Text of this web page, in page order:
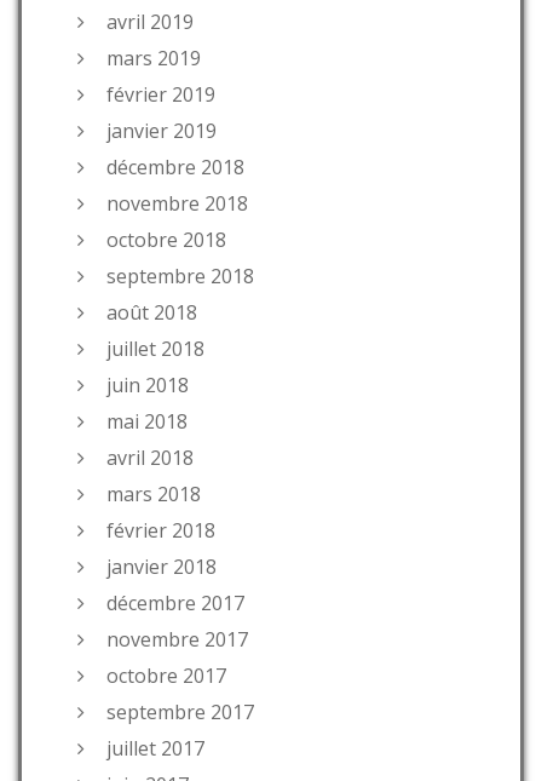
avril 2019
mars 2019
février 2019
janvier 2019
décembre 2018
novembre 2018
octobre 2018
septembre 2018
août 2018
juillet 2018
juin 2018
mai 2018
avril 2018
mars 2018
février 2018
janvier 2018
décembre 2017
novembre 2017
octobre 2017
septembre 2017
juillet 2017